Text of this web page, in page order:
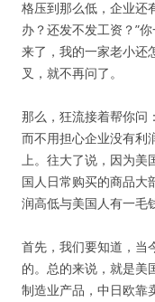
格压到那么低，企业还
办？还发不发工资？”
来了，我的一家老小还
叉，就不再问了。
那么，狂流接着帮你问
而不用担心企业没有利
上。往大了说，因为美
国人日常购买的商品大
润高低与美国人有一毛
首先，我们要知道，当
的。总的来说，就是美
制造业产品，中日欧靠